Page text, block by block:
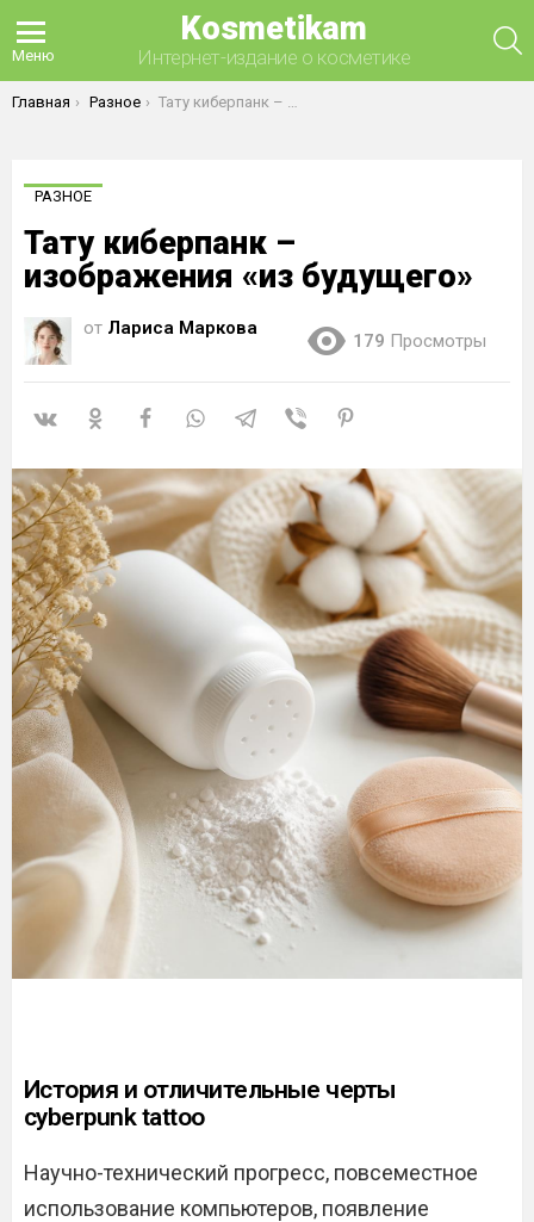
Меню
Kosmetikam
Интернет-издание о косметике
Вы здесь:
Главная Разное Тату киберпанк – изображения «из будущего»
РАЗНОЕ
Тату киберпанк –
изображения «из будущего»
от Лариса Маркова
179 Просмотры
История и отличительные черты
cyberpunk tattoo
Научно-технический прогресс, повсеместное
использование компьютеров, появление